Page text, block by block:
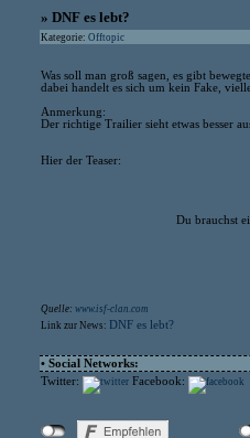
» DNF es lebt?
Kategorie: Offtopic
Was soll man groß sagen, es gibt
dabei handelt es sich um kein Fake,
Anmerkung:
Der richtige Trailier sieht etwas besser
Hier der Teaser:
Du brauchst
Quelle: www.isf-clan.com
Link zur News: DNF es lebt?
• Social Networks:
Twitter:
Facebook: